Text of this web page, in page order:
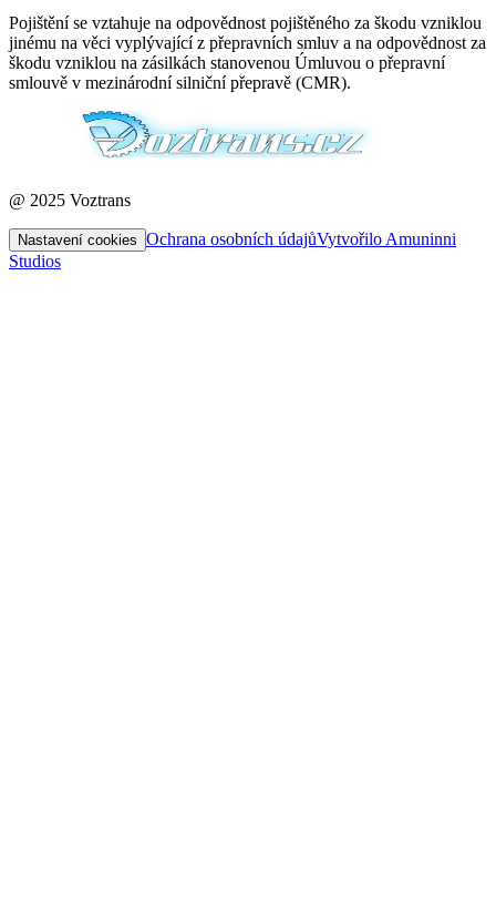
Pojištění se vztahuje na odpovědnost pojištěného za škodu vzniklou
jinému na věci vyplývající z přepravních smluv a na odpovědnost za
škodu vzniklou na zásilkách stanovenou Úmluvou o přepravní
smlouvě v mezinárodní silniční přepravě (CMR).
@ 2025 Voztrans
Nastavení cookies Ochrana osobních údajůVytvořilo Amuninni
Studios